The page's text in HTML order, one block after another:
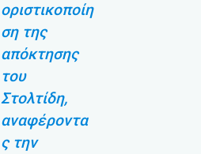
οριστικοποίη
ση της
απόκτησης
του
Στολτίδη,
αναφέροντα
ς την